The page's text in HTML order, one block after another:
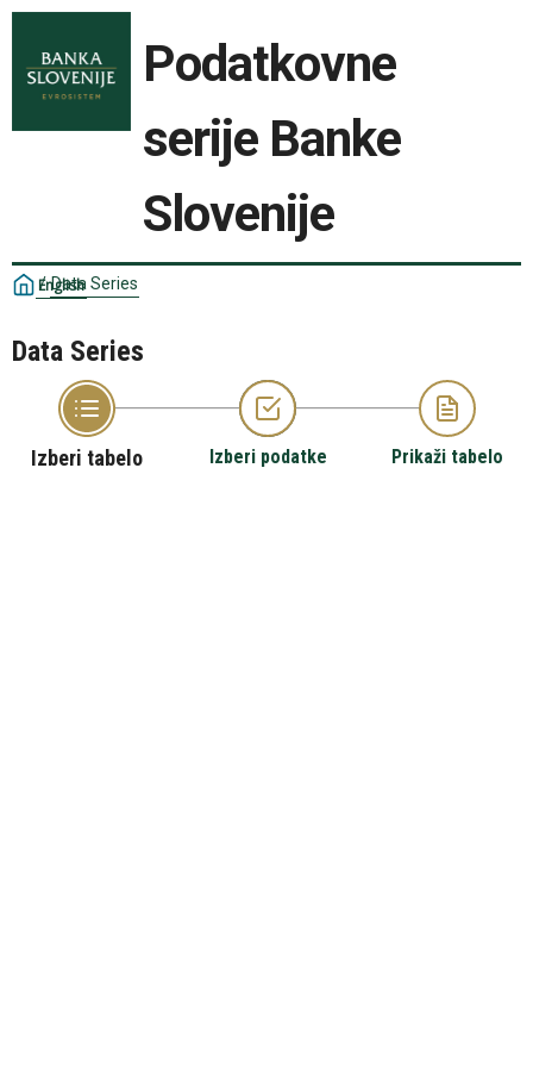
Podatkovne
serije Banke
Slovenije
English
/ Data Series
Data Series
Izberi tabelo Izberi podatke Prikaži tabelo